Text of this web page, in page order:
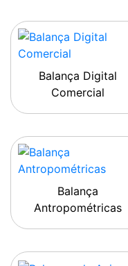
Balança Digital
Comercial
Balança
Antropométricas